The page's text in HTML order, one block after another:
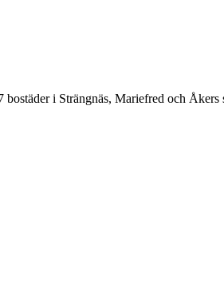
i Strängnäs, Mariefred och Åkers